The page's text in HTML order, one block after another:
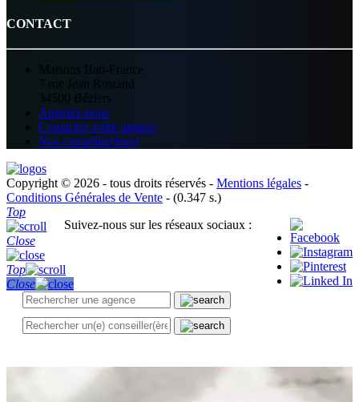
CONTACT
Maisons Bati-France
7 rue Jean Rostand
34500 Béziers
Appelez-nous
Contactez votre agence
Nos conseiller(ères)
Copyright © 2026 - tous droits réservés - Mentions légales -
Conditions Générales de Vente - (0.347 s.)
Suivez-nous sur les réseaux sociaux :
Top
Close
Top
Close